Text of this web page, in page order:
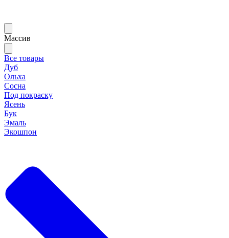
Массив
Все товары
Дуб
Ольха
Сосна
Под покраску
Ясень
Бук
Эмаль
Экошпон